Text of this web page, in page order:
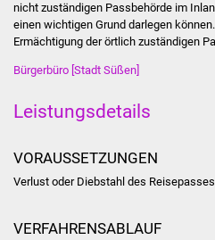
nicht zuständigen Passbehörde im
einen wichtigen Grund darlegen
Ermächtigung der örtlich zuständigen
Bürgerbüro [Stadt Süßen]
Leistungsdetails
VORAUSSETZUNGEN
Verlust oder Diebstahl des Reisepasses
VERFAHRENSABLAUF